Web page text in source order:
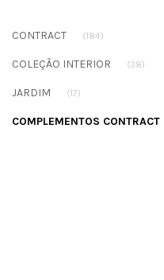
CONTRACT (184)
COLEÇÃO INTERIOR (38)
JARDIM (17)
COMPLEMENTOS CONTRACT